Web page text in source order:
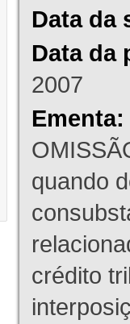
Data da
Data da
2007
Ementa:
quando
crédito